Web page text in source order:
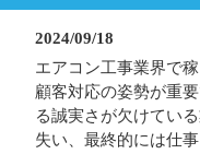
2024/09/18
エアコン工事業界で
顧客対応の姿勢が重
る誠実さが欠けてい
失い、最終的には仕